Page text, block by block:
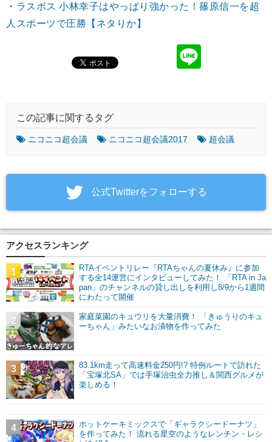
・ ラスボス 小林幸子はやっぱり強かった！篠原信一を超
人スポーツで圧勝【ネタりか】
この記事に関するタグ
ニコニコ超会議 ニコニコ超会議2017 超会議
‎公式Twitterをフォローする
アクセスランキング
RTAイベントリレー『RTAちゃんの夏休み』に参加
する全14運営にインタビューしてみた！ 「RTA in Ja
pan」のチャンネルの貸し出しを利用し8/9から1週間
にわたって開催
1
家庭菜園のキュウリを大量消費！ 「きゅうりのキュ
ーちゃん」みたいなお漬物を作ってみた
2
83.1km走って高速料金250円!? 特例ルートで訪れた
「宝塚北SA」では手塚治虫全力推し＆関西グルメが
楽しめる！
3
ホットケーキミックスで「ギャラクシードーナツ」
を作ってみた！ 流れる星空のようなレンチン・レシ
4